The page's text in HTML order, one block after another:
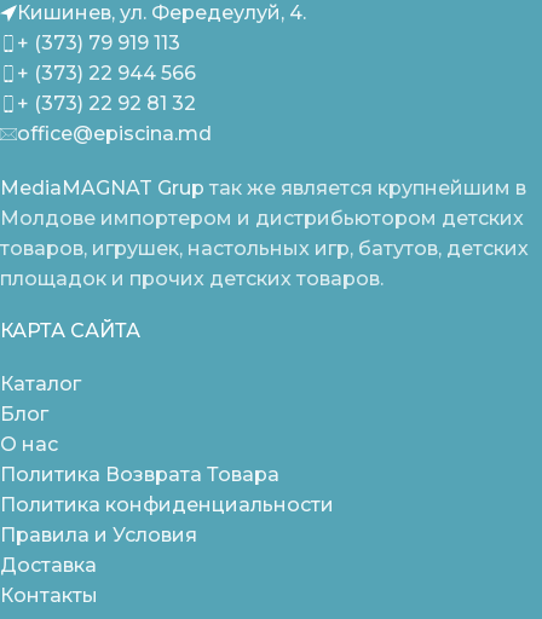
Кишинев, ул. Фередеулуй, 4.
+ (373) 79 919 113
+ (373) 22 944 566
+ (373) 22 92 81 32
office@episcina.md
MediaMAGNAT Grup так же является крупнейшим в
Молдове импортером и дистрибьютором детских
товаров, игрушек, настольных игр, батутов, детских
площадок и прочих детских товаров.
КАРТА САЙТА
Каталог
Блог
О нас
Политика Возврата Товара
Политика конфиденциальности
Правила и Условия
Доставка
Контакты